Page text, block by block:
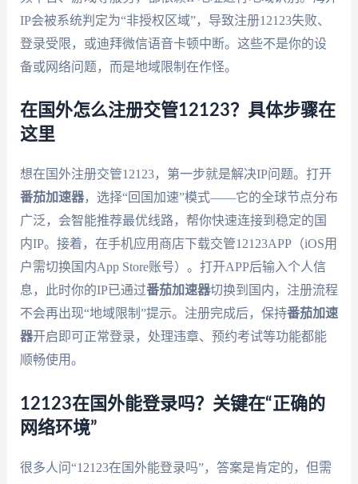
IP会被系统判定为“非授权区域”，导致注册12123失败、
登录受限，或迪拜微信语音卡顿中断。这些不是你的设
备或网络问题，而是地域限制在作怪。
在国外怎么注册交管12123？具体步骤在
这里
想在国外注册交管12123，第一步就是解决IP问题。打开
番茄加速器，选择“回国加速”模式——它的全球节点分布
广泛，会智能推荐最优线路，帮你快速连接到稳定的国
内IP。接着，在手机应用商店下载交管12123APP（iOS用
户需切换国内App Store账号）。打开APP后输入个人信
息，此时你的IP已通过番茄加速器切换到国内，注册流程
不会再出现“地域限制”提示。注册完成后，保持番茄加速
器开启即可正常登录，处理违章、预约考试等功能都能
顺畅使用。
12123在国外能登录吗？关键在“正确的
网络环境”
很多人问“12123在国外能登录吗”，答案是肯定的，但需